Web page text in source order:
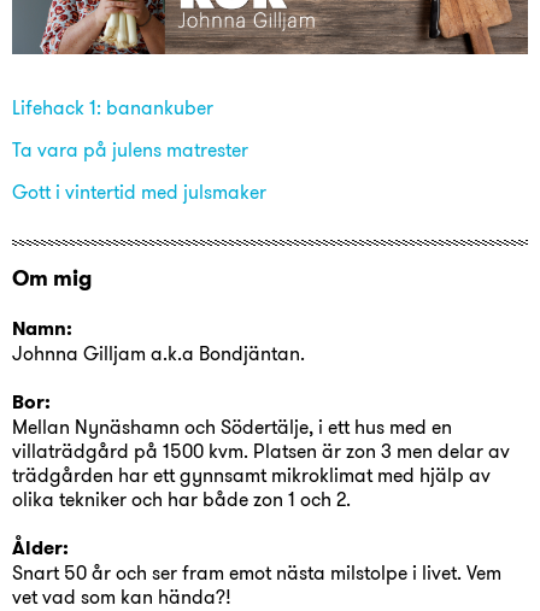
Lifehack 1: banankuber
Ta vara på julens matrester
Gott i vintertid med julsmaker
Om mig
Namn:
Johnna Gilljam a.k.a Bondjäntan.
Bor:
Mellan Nynäshamn och Södertälje, i ett hus med en
villaträdgård på 1500 kvm. Platsen är zon 3 men delar av
trädgården har ett gynnsamt mikroklimat med hjälp av
olika tekniker och har både zon 1 och 2.
Ålder:
Snart 50 år och ser fram emot nästa milstolpe i livet. Vem
vet vad som kan hända?!